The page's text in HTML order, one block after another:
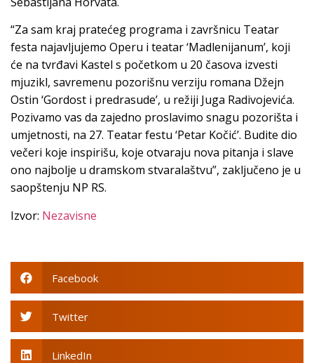
“Za sam kraj pratećeg programa i završnicu Teatar
festa najavljujemo Operu i teatar ‘Madlenijanum’, koji
će na tvrđavi Kastel s početkom u 20 časova izvesti
mjuzikl, savremenu pozorišnu verziju romana Džejn
Ostin ‘Gordost i predrasude’, u režiji Juga Radivojevića.
Pozivamo vas da zajedno proslavimo snagu pozorišta i
umjetnosti, na 27. Teatar festu ‘Petar Kočić’. Budite dio
večeri koje inspirišu, koje otvaraju nova pitanja i slave
ono najbolje u dramskom stvaralaštvu”, zaključeno je u
saopštenju NP RS.
Izvor: Nezavisne
Facebook
Twitter
LinkedIn